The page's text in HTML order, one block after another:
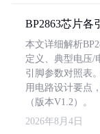
BP2863芯片各
本文详细解析
定义、典型电压/
引脚参数对照表
用电路设计要点
（版本V1.2）。
2026年8月4日